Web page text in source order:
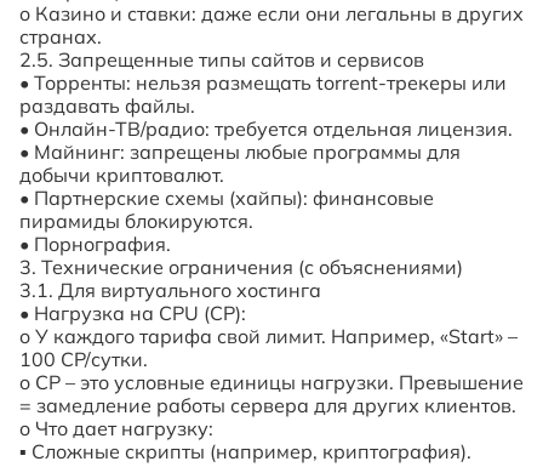
o Казино и ставки: даже если они легальны в других
странах.
2.5. Запрещенные типы сайтов и сервисов
• Торренты: нельзя размещать torrent-трекеры или
раздавать файлы.
• Онлайн-ТВ/радио: требуется отдельная лицензия.
• Майнинг: запрещены любые программы для
добычи криптовалют.
• Партнерские схемы (хайпы): финансовые
пирамиды блокируются.
• Порнография.
3. Технические ограничения (с объяснениями)
3.1. Для виртуального хостинга
• Нагрузка на CPU (CP):
o У каждого тарифа свой лимит. Например, «Start» –
100 CP/сутки.
o CP – это условные единицы нагрузки. Превышение
= замедление работы сервера для других клиентов.
o Что дает нагрузку:
▪ Сложные скрипты (например, криптография).